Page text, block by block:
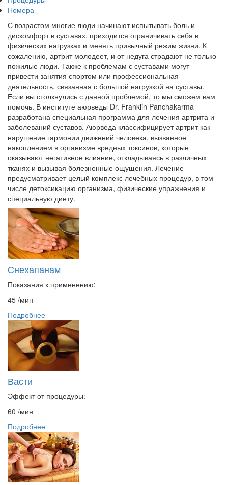
Номера
С возрастом многие люди начинают испытывать боль и
дискомфорт в суставах, приходится ограничивать себя в
физических нагрузках и менять привычный режим жизни. К
сожалению, артрит молодеет, и от недуга страдают не только
пожилые люди. Также к проблемам с суставами могут
привести занятия спортом или профессиональная
деятельность, связанная с большой нагрузкой на суставы.
Если вы столкнулись с данной проблемой, то мы сможем вам
помочь. В институте аюрведы Dr. Franklin Panchakarma
разработана специальная программа для лечения артрита и
заболеваний суставов. Аюрведа классифицирует артрит как
нарушение гармонии движений человека, вызванное
накоплением в организме вредных токсинов, которые
оказывают негативное влияние, откладываясь в различных
тканях и вызывая болезненные ощущения. Лечение
предусматривает целый комплекс лечебных процедур, в том
числе детоксикацию организма, физические упражнения и
специальную диету.
Снехапанам
Показания к применению:
45 /мин
Подробнее
Васти
Эффект от процедуры:
60 /мин
Подробнее